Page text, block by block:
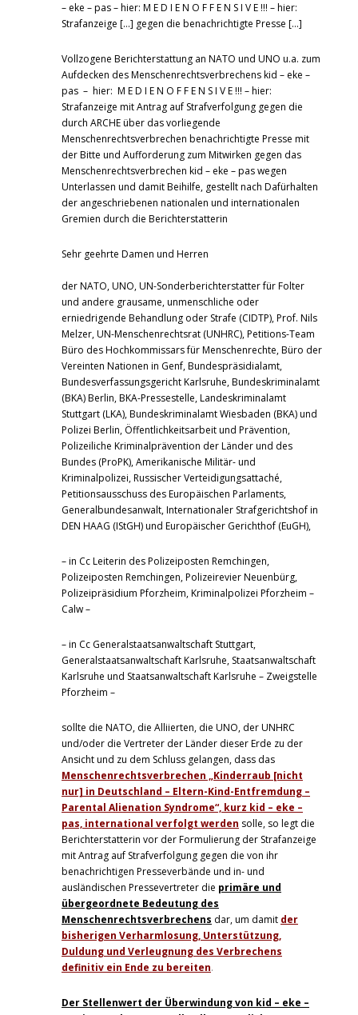
– eke – pas – hier: M E D I E N O F F E N S I V E !!! – hier:
Strafanzeige […] gegen die benachrichtigte Presse […]
Vollzogene Berichterstattung an NATO und UNO u.a. zum
Aufdecken des Menschenrechtsverbrechens kid – eke –
pas – hier: M E D I E N O F F E N S I V E !!! – hier:
Strafanzeige mit Antrag auf Strafverfolgung gegen die
durch ARCHE über das vorliegende
Menschenrechtsverbrechen benachrichtigte Presse mit
der Bitte und Aufforderung zum Mitwirken gegen das
Menschenrechtsverbrechen kid – eke – pas wegen
Unterlassen und damit Beihilfe, gestellt nach Dafürhalten
der angeschriebenen nationalen und internationalen
Gremien durch die Berichterstatterin
Sehr geehrte Damen und Herren
der NATO, UNO, UN-Sonderberichterstatter für Folter
und andere grausame, unmenschliche oder
erniedrigende Behandlung oder Strafe (CIDTP), Prof. Nils
Melzer, UN-Menschenrechtsrat (UNHRC), Petitions-Team
Büro des Hochkommissars für Menschenrechte, Büro der
Vereinten Nationen in Genf, Bundespräsidialamt,
Bundesverfassungsgericht Karlsruhe, Bundeskriminalamt
(BKA) Berlin, BKA-Pressestelle, Landeskriminalamt
Stuttgart (LKA), Bundeskriminalamt Wiesbaden (BKA) und
Polizei Berlin, Öffentlichkeitsarbeit und Prävention,
Polizeiliche Kriminalprävention der Länder und des
Bundes (ProPK), Amerikanische Militär- und
Kriminalpolizei, Russischer Verteidigungsattaché,
Petitionsausschuss des Europäischen Parlaments,
Generalbundesanwalt, Internationaler Strafgerichtshof in
DEN HAAG (IStGH) und Europäischer Gerichthof (EuGH),
– in Cc Leiterin des Polizeiposten Remchingen,
Polizeiposten Remchingen, Polizeirevier Neuenbürg,
Polizeipräsidium Pforzheim, Kriminalpolizei Pforzheim –
Calw –
– in Cc Generalstaatsanwaltschaft Stuttgart,
Generalstaatsanwaltschaft Karlsruhe, Staatsanwaltschaft
Karlsruhe und Staatsanwaltschaft Karlsruhe – Zweigstelle
Pforzheim –
sollte die NATO, die Alliierten, die UNO, der UNHRC
und/oder die Vertreter der Länder dieser Erde zu der
Ansicht und zu dem Schluss gelangen, dass das
Menschenrechtsverbrechen „Kinderraub [nicht
nur] in Deutschland – Eltern-Kind-Entfremdung –
Parental Alienation Syndrome“, kurz kid – eke –
pas, international verfolgt werden solle, so legt die
Berichterstatterin vor der Formulierung der Strafanzeige
mit Antrag auf Strafverfolgung gegen die von ihr
benachrichtigen Presseverbände und in- und
ausländischen Pressevertreter die primäre und
übergeordnete Bedeutung des
Menschenrechtsverbrechens dar, um damit der
bisherigen Verharmlosung, Unterstützung,
Duldung und Verleugnung des Verbrechens
definitiv ein Ende zu bereiten.
Der Stellenwert der Überwindung von kid – eke –